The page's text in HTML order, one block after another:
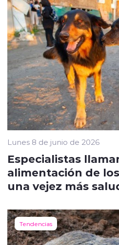
Lunes 8 de junio de 2026
Especialistas
alimentación de
una vejez más
Tendencias